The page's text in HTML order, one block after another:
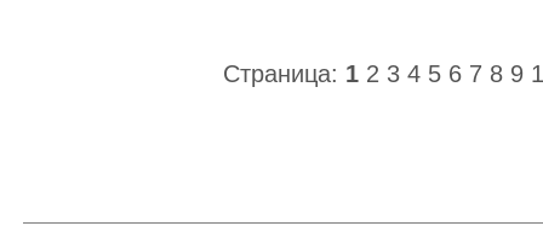
Страница: 1 2 3 4 5 6 7 8 9